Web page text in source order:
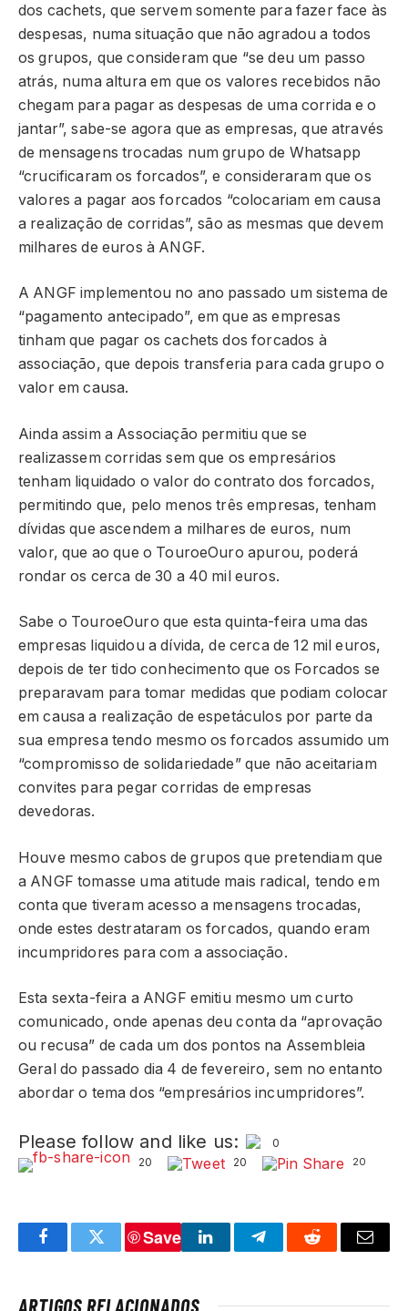
dos cachets, que servem somente para fazer face às
despesas, numa situação que não agradou a todos
os grupos, que consideram que “se deu um passo
atrás, numa altura em que os valores recebidos não
chegam para pagar as despesas de uma corrida e o
jantar”, sabe-se agora que as empresas, que através
de mensagens trocadas num grupo de Whatsapp
“crucificaram os forcados”, e consideraram que os
valores a pagar aos forcados “colocariam em causa
a realização de corridas”, são as mesmas que devem
milhares de euros à ANGF.
A ANGF implementou no ano passado um sistema de
“pagamento antecipado”, em que as empresas
tinham que pagar os cachets dos forcados à
associação, que depois transferia para cada grupo o
valor em causa.
Ainda assim a Associação permitiu que se
realizassem corridas sem que os empresários
tenham liquidado o valor do contrato dos forcados,
permitindo que, pelo menos três empresas, tenham
dívidas que ascendem a milhares de euros, num
valor, que ao que o TouroeOuro apurou, poderá
rondar os cerca de 30 a 40 mil euros.
Sabe o TouroeOuro que esta quinta-feira uma das
empresas liquidou a dívida, de cerca de 12 mil euros,
depois de ter tido conhecimento que os Forcados se
preparavam para tomar medidas que podiam colocar
em causa a realização de espetáculos por parte da
sua empresa tendo mesmo os forcados assumido um
“compromisso de solidariedade” que não aceitariam
convites para pegar corridas de empresas
devedoras.
Houve mesmo cabos de grupos que pretendiam que
a ANGF tomasse uma atitude mais radical, tendo em
conta que tiveram acesso a mensagens trocadas,
onde estes destrataram os forcados, quando eram
incumpridores para com a associação.
Esta sexta-feira a ANGF emitiu mesmo um curto
comunicado, onde apenas deu conta da “aprovação
ou recusa” de cada um dos pontos na Assembleia
Geral do passado dia 4 de fevereiro, sem no entanto
abordar o tema dos “empresários incumpridores”.
Please follow and like us:
0
20
20 20
FacebookTwitter
Save
LinkedInTelegramReddit Email
ARTIGOS RELACIONADOS